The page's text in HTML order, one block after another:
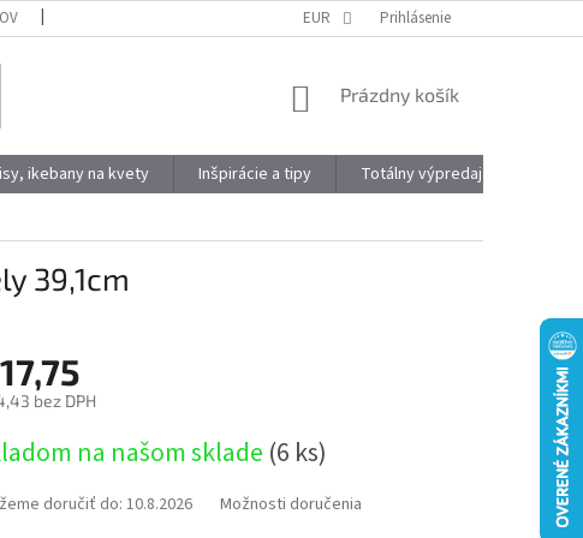
OBJEMOVÉ ZĽAVY VÝHODY REGISTRÁCIE
EUR Prihlásenie
NÁKUPNÝ
Prázdny košík
ikebany na kvety Inšpirácie a tipy Totálny výpredaj
39,1cm
bez DPH
na našom sklade (6 ks)
doručiť do: 10.8.2026 Možnosti doručenia